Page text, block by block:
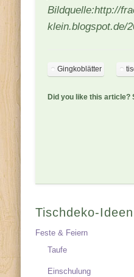
Bildquelle:http://
klein.blogspot.de/
Gingkoblätter
Did you like this article?
Tischdeko-Ideen
Feste & Feiern
Taufe
Einschulung